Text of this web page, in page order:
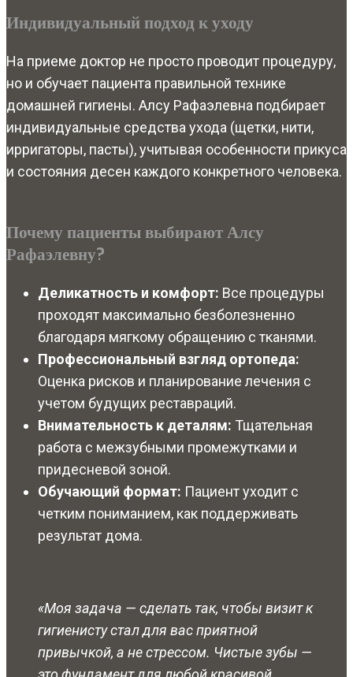
Индивидуальный подход к уходу
На приеме доктор не просто проводит процедуру,
но и обучает пациента правильной технике
домашней гигиены. Алсу Рафаэлевна подбирает
индивидуальные средства ухода (щетки, нити,
ирригаторы, пасты), учитывая особенности прикуса
и состояния десен каждого конкретного человека.
Почему пациенты выбирают Алсу
Рафаэлевну?
Деликатность и комфорт: Все процедуры
проходят максимально безболезненно
благодаря мягкому обращению с тканями.
Профессиональный взгляд ортопеда:
Оценка рисков и планирование лечения с
учетом будущих реставраций.
Внимательность к деталям: Тщательная
работа с межзубными промежутками и
придесневой зоной.
Обучающий формат: Пациент уходит с
четким пониманием, как поддерживать
результат дома.
«Моя задача — сделать так, чтобы визит к
гигиенисту стал для вас приятной
привычкой, а не стрессом. Чистые зубы —